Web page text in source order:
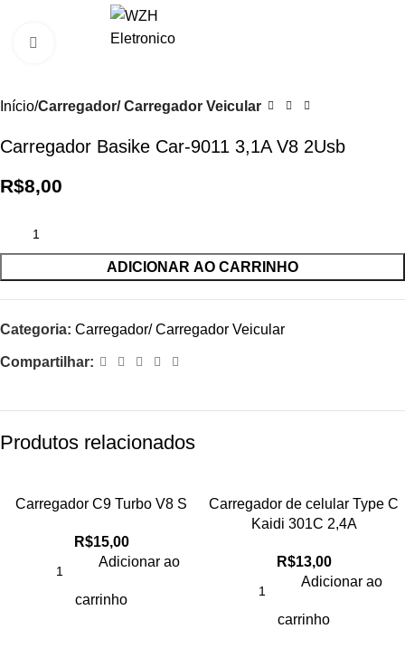
Clique para ampliar
Início Carregador/ Carregador Veicular
Carregador Basike Car-9011 3,1A V8 2Usb
R$8,00
ADICIONAR AO CARRINHO
Categoria: Carregador/ Carregador Veicular
Compartilhar:
Produtos relacionados
Carregador C9 Turbo V8 S
R$15,00
Adicionar ao
carrinho
Carregador de celular Type C
Kaidi 301C 2,4A
R$13,00
Adicionar ao
carrinho